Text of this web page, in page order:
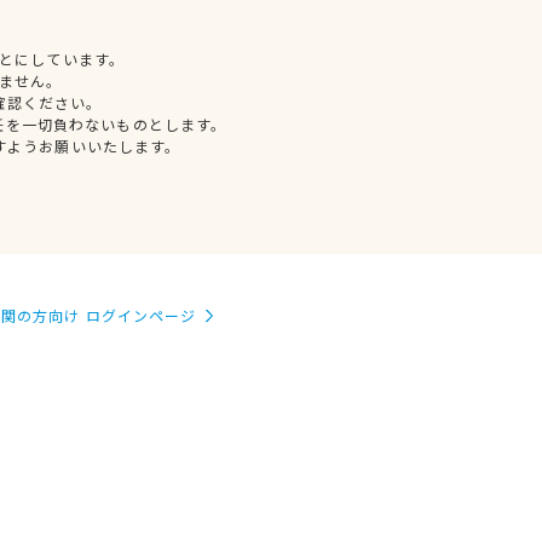
しています。
せん。
ください。
一切負わないものとします。
うお願いいたします。
の方向け ログインページ